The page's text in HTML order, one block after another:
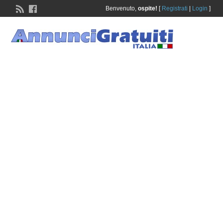
Benvenuto, ospite! [ Registrati Login ]